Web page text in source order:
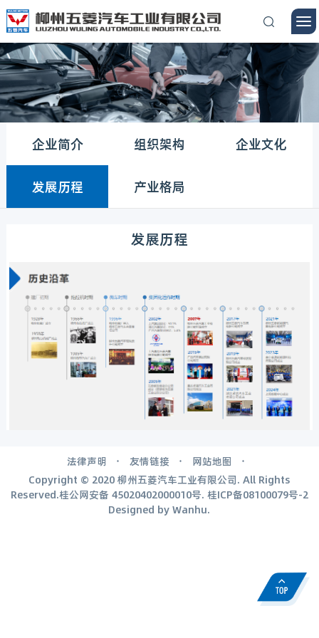
企业简介 组织架构 企业文化
发展历程 产业格局
发展历程
法律声明 友情链接
网站地图
Copyright © 2020 柳州五菱汽车工业有限公司. All Rights
Reserved.桂公网安备 45020402000010号. 桂ICP备08100079号-2
Designed byWanhu.